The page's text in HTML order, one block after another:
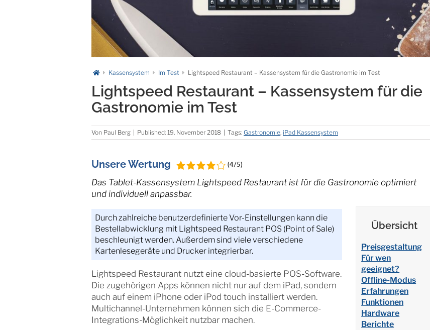
Kassensystem Im Test Lightspeed Restaurant – Kassensystem für die Gastronomie im Test
Lightspeed Restaurant – Kassensystem für die
Gastronomie im Test
Von Paul Berg Published: 19. November 2018 Tags: Gastronomie, iPad Kassensystem
Unsere Wertung (4/5)
Das Tablet-Kassensystem Lightspeed Restaurant ist für die Gastronomie optimiert
und individuell anpassbar.
Durch zahlreiche benutzerdefinierte Vor-Einstellungen kann die
Bestellabwicklung mit Lightspeed Restaurant POS (Point of Sale)
beschleunigt werden. Außerdem sind viele verschiedene
Kartenlesegeräte und Drucker integrierbar.
Lightspeed Restaurant nutzt eine cloud-basierte POS-Software.
Die zugehörigen Apps können nicht nur auf dem iPad, sondern
auch auf einem iPhone oder iPod touch installiert werden.
Multichannel-Unternehmen können sich die E-Commerce-
Integrations-Möglichkeit nutzbar machen.
Übersicht
Preisgestaltung
Für wen
geeignet?
Offline-Modus
Erfahrungen
Funktionen
Hardware
Berichte